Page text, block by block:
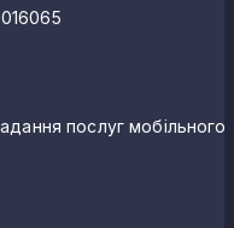
послуг мобільного